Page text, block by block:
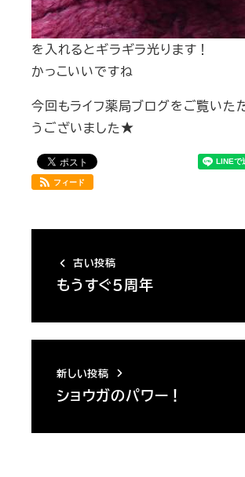
を入れるとギラギラ光ります！
かっこいいですね
今回もライフ薬局ブログをご覧いた
うございました★
フィード
古い投稿
もうすぐ５周年
新しい投稿
ショウガのパワー！